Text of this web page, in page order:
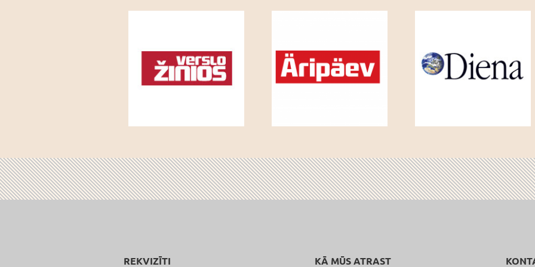
REKVIZĪTI KĀ MŪS ATRAST